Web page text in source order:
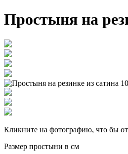
Простыня на
Кликните на фотографию, что бы
Размер простыни в см